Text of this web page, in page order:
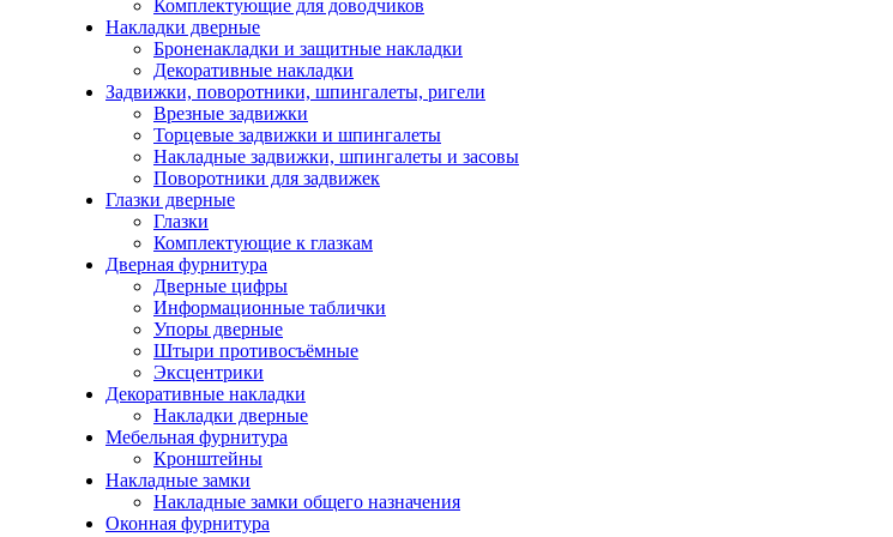
Комплектующие для доводчиков
Накладки дверные
Броненакладки и защитные накладки
Декоративные накладки
Задвижки, поворотники, шпингалеты, ригели
Врезные задвижки
Торцевые задвижки и шпингалеты
Накладные задвижки, шпингалеты и засовы
Поворотники для задвижек
Глазки дверные
Глазки
Комплектующие к глазкам
Дверная фурнитура
Дверные цифры
Информационные таблички
Упоры дверные
Штыри противосъёмные
Эксцентрики
Декоративные накладки
Накладки дверные
Мебельная фурнитура
Кронштейны
Накладные замки
Накладные замки общего назначения
Оконная фурнитура